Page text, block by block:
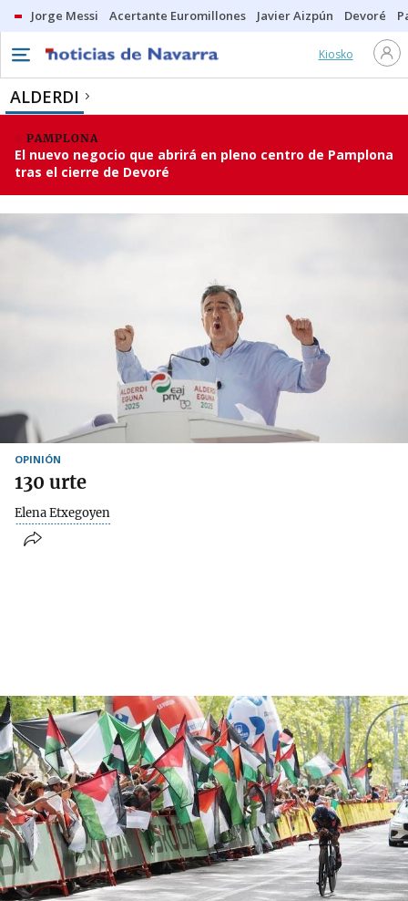
Jorge Messi Acertante Euromillones Javier Aizpún Devoré
Kiosko
ALDERDI
PAMPLONA
El nuevo negocio que abrirá en pleno centro de Pamplona
tras el cierre de Devoré
OPINIÓN
130 urte
Elena Etxegoyen